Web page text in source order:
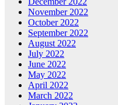
November 2022
October 2022
September 2022
August 2022
July 2022
June 2022
May 2022
April 2022
March 2022